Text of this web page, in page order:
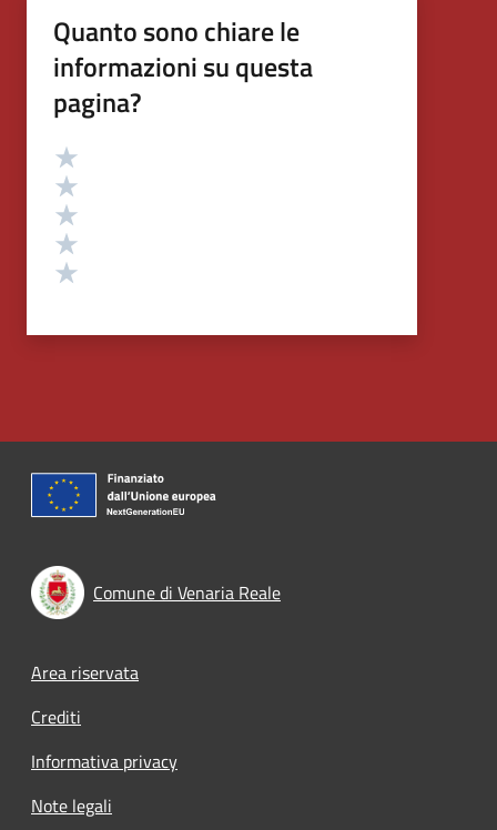
Quanto sono chiare le
informazioni su questa
pagina?
Valutazione
Comune di Venaria Reale
Footer menu
Area riservata
Crediti
Informativa privacy
Note legali